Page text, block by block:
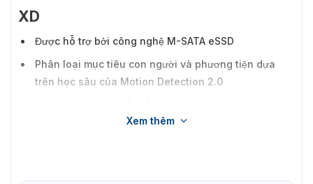
XD
Được hỗ trợ bởi công nghệ M-SATA eSSD
Phân loại mục tiêu con người và phương tiện dựa
trên học sâu của Motion Detection 2.0
Khả năng mã hóa lên đến 1080p Lite@30 fps
Xem thêm